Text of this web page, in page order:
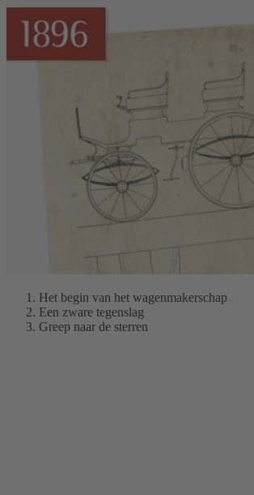
Het begin van het wagenmakerschap
Een zware tegenslag
Greep naar de sterren